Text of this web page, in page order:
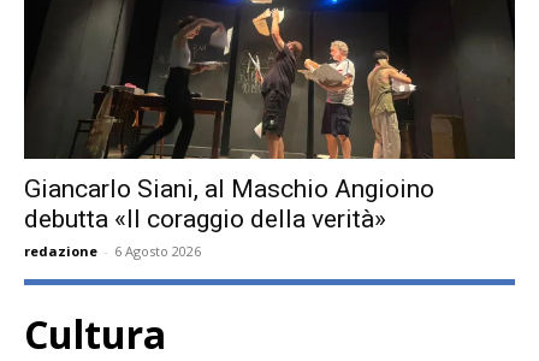
Giancarlo Siani, al Maschio Angioino
debutta «Il coraggio della verità»
redazione - 6 Agosto 2026
Cultura